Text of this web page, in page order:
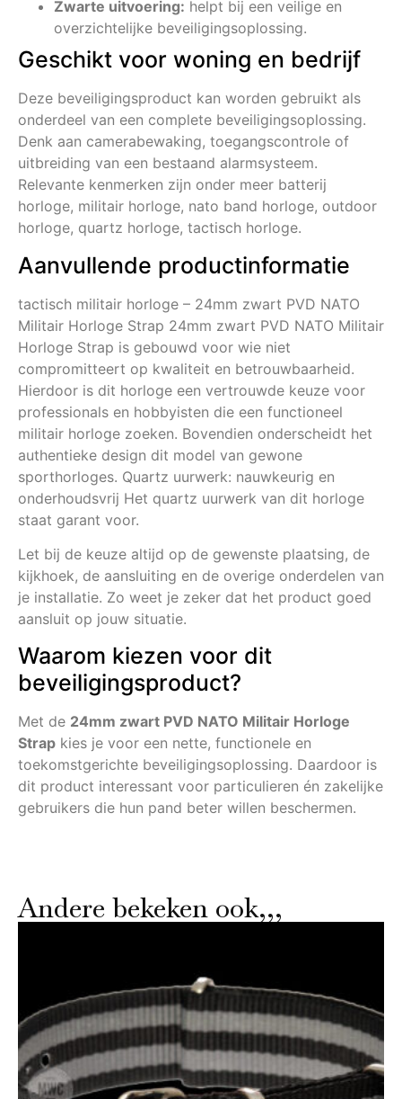
Zwarte uitvoering: helpt bij een veilige en
overzichtelijke beveiligingsoplossing.
Geschikt voor woning en bedrijf
Deze beveiligingsproduct kan worden gebruikt als
onderdeel van een complete beveiligingsoplossing.
Denk aan camerabewaking, toegangscontrole of
uitbreiding van een bestaand alarmsysteem.
Relevante kenmerken zijn onder meer batterij
horloge, militair horloge, nato band horloge, outdoor
horloge, quartz horloge, tactisch horloge.
Aanvullende productinformatie
tactisch militair horloge – 24mm zwart PVD NATO
Militair Horloge Strap 24mm zwart PVD NATO Militair
Horloge Strap is gebouwd voor wie niet
compromitteert op kwaliteit en betrouwbaarheid.
Hierdoor is dit horloge een vertrouwde keuze voor
professionals en hobbyisten die een functioneel
militair horloge zoeken. Bovendien onderscheidt het
authentieke design dit model van gewone
sporthorloges. Quartz uurwerk: nauwkeurig en
onderhoudsvrij Het quartz uurwerk van dit horloge
staat garant voor.
Let bij de keuze altijd op de gewenste plaatsing, de
kijkhoek, de aansluiting en de overige onderdelen van
je installatie. Zo weet je zeker dat het product goed
aansluit op jouw situatie.
Waarom kiezen voor dit
beveiligingsproduct?
Met de 24mm zwart PVD NATO Militair Horloge
Strap kies je voor een nette, functionele en
toekomstgerichte beveiligingsoplossing. Daardoor is
dit product interessant voor particulieren én zakelijke
gebruikers die hun pand beter willen beschermen.
Andere bekeken ook,,,